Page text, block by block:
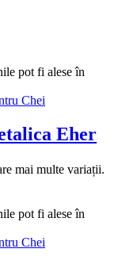
pot fi alese în
Chei
Eher
mai multe variații.
pot fi alese în
Chei